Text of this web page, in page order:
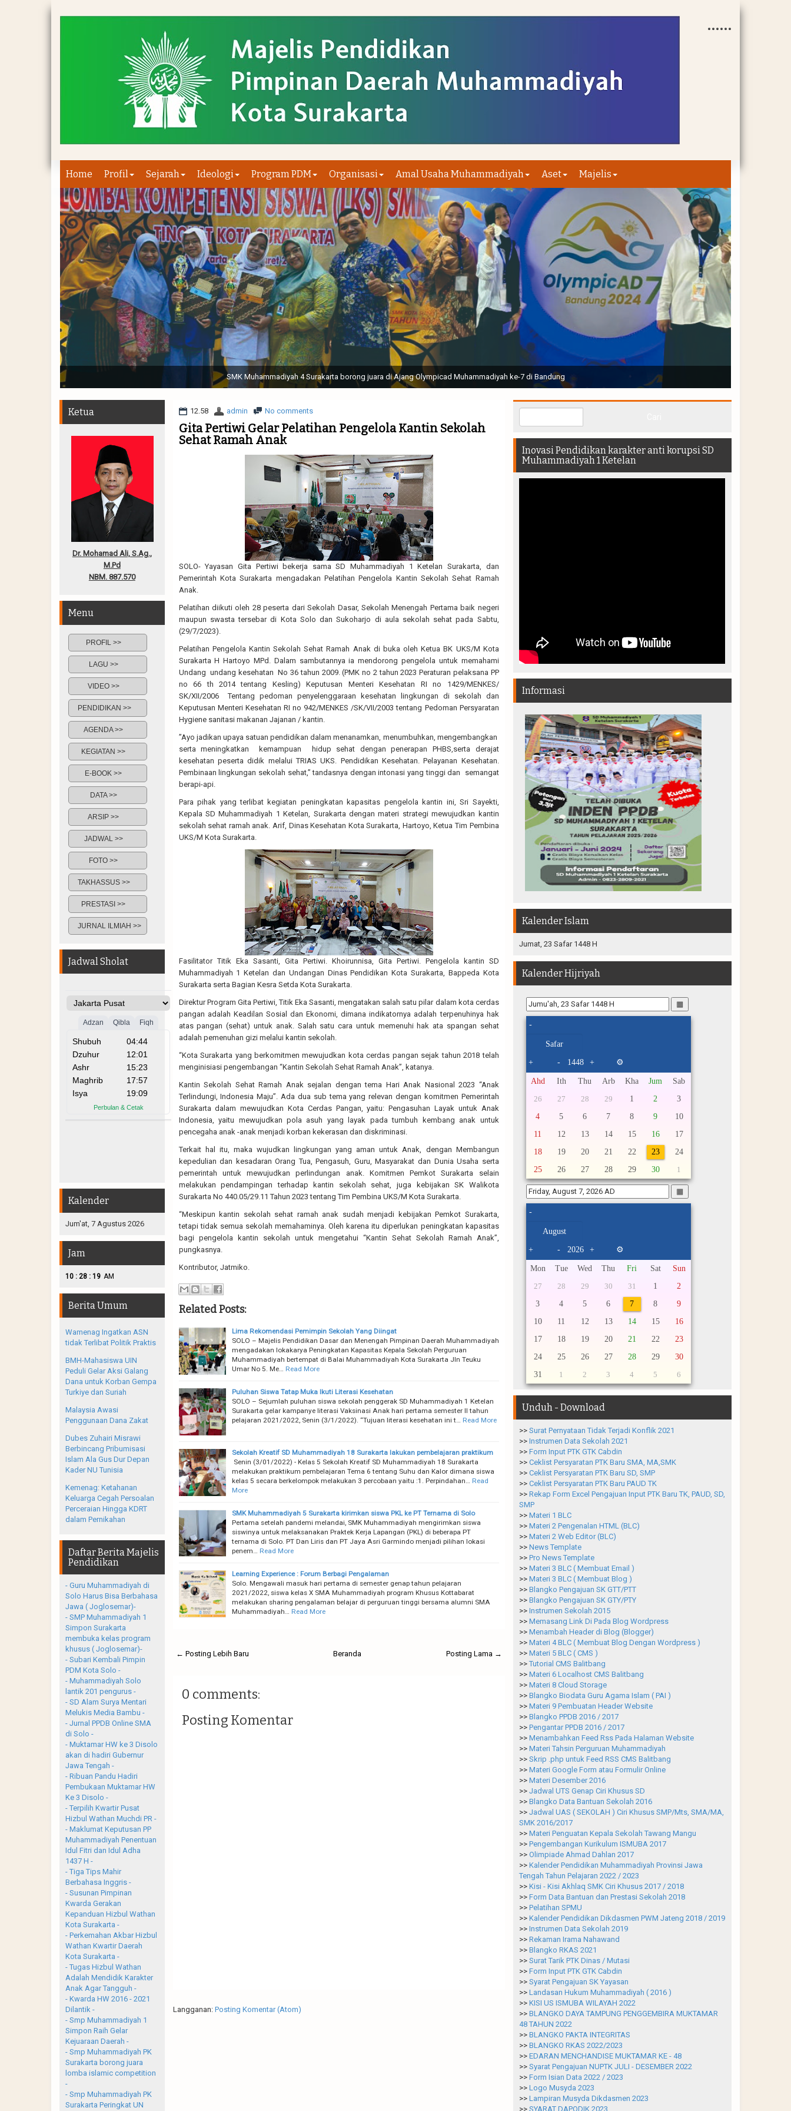
Home Profil Sejarah Ideologi Program PDM Organisasi Amal Usaha Muhammadiyah Aset Majelis
Sabtu, 19 November 2022. (dari kiri) Pertunjukan Tapak Suci Perguruan Muhammadiyah ( TSPM ) di Stadion Manahan Solo || Ir. H. Joko Widodo selaku Presiden RI membuka Acara Muktamar
Muhammadiyah 48 || Pertunjukan bendera dan tari memukau seluruh Muktamar dan Muktamirin yang hadir di dalam stadion
12.58 admin No comments
Gita Pertiwi Gelar Pelatihan Pengelola Kantin Sekolah
Sehat Ramah Anak
SOLO- Yayasan Gita Pertiwi bekerja sama SD Muhammadiyah 1 Ketelan Surakarta, dan
Pemerintah Kota Surakarta mengadakan Pelatihan Pengelola Kantin Sekolah Sehat Ramah
Anak.
Pelatihan diikuti oleh 28 peserta dari Sekolah Dasar, Sekolah Menengah Pertama baik negeri
maupun swasta tersebar di Kota Solo dan Sukoharjo di aula sekolah sehat pada Sabtu,
(29/7/2023).
Pelatihan Pengelola Kantin Sekolah Sehat Ramah Anak di buka oleh Ketua BK UKS/M Kota
Surakarta H Hartoyo MPd. Dalam sambutannya ia mendorong pengelola untuk memahami
Undang undang kesehatan No 36 tahun 2009. (PMK no 2 tahun 2023 Peraturan pelaksana PP
no 66 th 2014 tentang Kesling) Keputusan Menteri Kesehatan RI no 1429/MENKES/
SK/XII/2006 Tentang pedoman penyelenggaraan kesehatan lingkungan di sekolah dan
Keputusan Menteri Kesehatan RI no 942/MENKES /SK/VII/2003 tentang Pedoman Persyaratan
Hygiene sanitasi makanan Jajanan / kantin.
”Ayo jadikan upaya satuan pendidikan dalam menanamkan, menumbuhkan, mengembangkan
serta meningkatkan kemampuan hidup sehat dengan penerapan PHBS,serta derajat
kesehatan peserta didik melalui TRIAS UKS. Pendidikan Kesehatan. Pelayanan Kesehatan.
Pembinaan lingkungan sekolah sehat,” tandasnya dengan intonasi yang tinggi dan semangat
berapi-api.
Para pihak yang terlibat kegiatan peningkatan kapasitas pengelola kantin ini, Sri Sayekti,
Kepala SD Muhammadiyah 1 Ketelan, Surakarta dengan materi strategi mewujudkan kantin
sekolah sehat ramah anak. Arif, Dinas Kesehatan Kota Surakarta, Hartoyo, Ketua Tim Pembina
UKS/M Kota Surakarta.
Fasilitator Titik Eka Sasanti, Gita Pertiwi. Khoirunnisa, Gita Pertiwi. Pengelola kantin SD
Muhammadiyah 1 Ketelan dan Undangan Dinas Pendidikan Kota Surakarta, Bappeda Kota
Surakarta serta Bagian Kesra Setda Kota Surakarta.
Direktur Program Gita Pertiwi, Titik Eka Sasanti, mengatakan salah satu pilar dalam kota cerdas
pangan adalah Keadilan Sosial dan Ekonomi, dimana indikatornya adalah terpenuhinya hak
atas pangan (sehat) untuk anak. Salah satu cara untuk memenuhi hak ata spangan sehat
adalah pemenuhan gizi melalui kantin sekolah.
“Kota Surakarta yang berkomitmen mewujudkan kota cerdas pangan sejak tahun 2018 telah
menginisiasi pengembangan “Kantin Sekolah Sehat Ramah Anak”, katanya.
Kantin Sekolah Sehat Ramah Anak sejalan dengan tema Hari Anak Nasional 2023 “Anak
Terlindungi, Indonesia Maju”. Ada dua sub tema yang relevan dengan komitmen Pemerintah
Surakarta dalam mewujudkan Kota Cerdas Pangan, yaitu: Pengasuhan Layak untuk Anak
Indonesia, yaitu mewujudkan pola asuh yang layak pada tumbuh kembang anak untuk
pencegaha anak -anak menjadi korban kekerasan dan diskriminasi.
Terkait hal itu, maka wujudkan lingkungan yang aman untuk Anak, dengan Membangun
kepedulian dan kesadaran Orang Tua, Pengasuh, Guru, Masyarakat dan Dunia Usaha serta
pemerintah untuk mewujudkan perlindungan anak. Komitmen Pemkot Surakarta selain
melakukan pendampingan terhadap kantin sekolah sehat, juga kebijakan SK Walikota
Surakarta No 440.05/29.11 Tahun 2023 tentang Tim Pembina UKS/M Kota Surakarta.
“Meskipun kantin sekolah sehat ramah anak sudah menjadi kebijakan Pemkot Surakarta,
tetapi tidak semua sekolah memahaminya. Oleh karena itu diperlukan peningkatan kapasitas
bagi pengelola kantin sekolah untuk mengetahui “Kantin Sehat Sekolah Ramah Anak”,
pungkasnya.
Kontributor, Jatmiko.
Related Posts:
Lima Rekomendasi Pemimpin Sekolah Yang Diingat
SOLO – Majelis Pendidikan Dasar dan Menengah Pimpinan Daerah Muhammadiyah
mengadakan lokakarya Peningkatan Kapasitas Kepala Sekolah Perguruan
Muhammadiyah bertempat di Balai Muhammadiyah Kota Surakarta Jln Teuku
Umar No 5. Me…
Read More
Puluhan Siswa Tatap Muka Ikuti Literasi Kesehatan
SOLO – Sejumlah puluhan siswa sekolah penggerak SD Muhammadiyah 1 Ketelan
Surakarta gelar kampanye literasi Vaksinasi Anak hari pertama semester II tahun
pelajaran 2021/2022, Senin (3/1/2022). “Tujuan literasi kesehatan ini t…
Read More
Sekolah Kreatif SD Muhammadiyah 18 Surakarta lakukan pembelajaran praktikum
Senin (3/01/2022) - Kelas 5 Sekolah Kreatif SD Muhammadiyah 18 Surakarta
melakukan praktikum pembelajaran Tema 6 tentang Suhu dan Kalor dimana siswa
kelas 5 secara berkelompok melakukan 3 percobaan yaitu :1. Perpindahan…
Read
More
SMK Muhammadiyah 5 Surakarta kirimkan siswa PKL ke PT Ternama di Solo
Pertama setelah pandemi melandai, SMK Muhammadiyah mengirimkan siswa
siswinya untuk melaksanakan Praktek Kerja Lapangan (PKL) di beberapa PT
ternama di Solo. PT Dan Liris dan PT Jaya Asri Garmindo menjadi pilihan lokasi
penem…
Read More
Learning Experience : Forum Berbagi Pengalaman
Solo. Mengawali masuk hari pertama di semester genap tahun pelajaran
2021/2022, siswa kelas X SMA Muhammadiyah program Khusus Kottabarat
melakukan sharing pengalaman belajar di perguruan tinggi bersama alumni SMA
Muhammadiyah…
Read More
← Posting Lebih Baru Posting Lama →
Beranda
0 comments:
Posting Komentar
Langganan: Posting Komentar (Atom)
Ketua
Dr. Mohamad Ali, S.Ag.,
M.Pd
NBM. 887.570
Menu
PROFIL >>
LAGU >>
VIDEO >>
PENDIDIKAN >>
AGENDA >>
KEGIATAN >>
E-BOOK >>
DATA >>
ARSIP >>
JADWAL >>
FOTO >>
TAKHASSUS >>
PRESTASI >>
JURNAL ILMIAH >>
Jadwal Sholat
Kalender
Jum'at, 7 Agustus 2026
Jam
10 : 28 : 20 AM
Berita Umum
Wamenag Ingatkan ASN
tidak Terlibat Politik Praktis
BMH-Mahasiswa UIN
Peduli Gelar Aksi Galang
Dana untuk Korban Gempa
Turkiye dan Suriah
Malaysia Awasi
Penggunaan Dana Zakat
Dubes Zuhairi Misrawi
Berbincang Pribumisasi
Islam Ala Gus Dur Depan
Kader NU Tunisia
Kemenag: Ketahanan
Keluarga Cegah Persoalan
Perceraian Hingga KDRT
dalam Pernikahan
Daftar Berita Majelis
Pendidikan
- Guru Muhammadiyah di
Solo Harus Bisa Berbahasa
Jawa ( Joglosemar)-
- SMP Muhammadiyah 1
Simpon Surakarta
membuka kelas program
khusus ( Joglosemar)-
- Subari Kembali Pimpin
PDM Kota Solo -
- Muhammadiyah Solo
lantik 201 pengurus -
- SD Alam Surya Mentari
Melukis Media Bambu -
- Jurnal PPDB Online SMA
di Solo -
- Muktamar HW ke 3 Disolo
akan di hadiri Gubernur
Jawa Tengah -
- Ribuan Pandu Hadiri
Pembukaan Muktamar HW
Ke 3 Disolo -
- Terpilih Kwartir Pusat
Hizbul Wathan Muchdi PR -
- Maklumat Keputusan PP
Muhammadiyah Penentuan
Idul Fitri dan Idul Adha
1437 H -
- Tiga Tips Mahir
Berbahasa Inggris -
- Susunan Pimpinan
Kwarda Gerakan
Kepanduan Hizbul Wathan
Kota Surakarta -
- Perkemahan Akbar Hizbul
Wathan Kwartir Daerah
Kota Surakarta -
- Tugas Hizbul Wathan
Adalah Mendidik Karakter
Anak Agar Tangguh -
- Kwarda HW 2016 - 2021
Dilantik -
- Smp Muhammadiyah 1
Simpon Raih Gelar
Kejuaraan Daerah -
- Smp Muhammadiyah PK
Surakarta borong juara
lomba islamic competition
-
- Smp Muhammadiyah PK
Surakarta Peringkat UN
Inovasi Pendidikan karakter anti korupsi SD
Muhammadiyah 1 Ketelan
Informasi
Kalender Islam
Jumat, 23 Safar 1448 H
Kalender Hijriyah
▦
-
+ - + ⚙
Ahd Ith Thu Arb Kha Jum Sab
26 27 28 29 1 2
3
4
5 6 7 8 9
10
11
12 13 14 15 16
17
18
19 20 21 22 23
24
25
26 27 28 29 30 1
▦
-
+ - + ⚙
Mon Tue Wed Thu Fri Sat Sun
27 28 29 30 31 1
2
3
4 5 6 7 8
9
10
11 12 13 14 15
16
17
18 19 20 21 22
23
24
25 26 27 28 29
30
31
1 2 3 4 5 6
Unduh - Download
>> Surat Pernyataan Tidak Terjadi Konflik 2021
>> Instrumen Data Sekolah 2021
>> Form Input PTK GTK Cabdin
>> Ceklist Persyaratan PTK Baru SMA, MA,SMK
>> Ceklist Persyaratan PTK Baru SD, SMP
>> Ceklist Persyaratan PTK Baru PAUD TK
>> Rekap Form Excel Pengajuan Input PTK Baru TK, PAUD, SD,
SMP
>> Materi 1 BLC
>> Materi 2 Pengenalan HTML (BLC)
>> Materi 2 Web Editor (BLC)
>> News Template
>> Pro News Template
>> Materi 3 BLC ( Membuat Email )
>> Materi 3 BLC ( Membuat Blog )
>> Blangko Pengajuan SK GTT/PTT
>> Blangko Pengajuan SK GTY/PTY
>> Instrumen Sekolah 2015
>> Memasang Link Di Pada Blog Wordpress
>> Menambah Header di Blog (Blogger)
>> Materi 4 BLC ( Membuat Blog Dengan Wordpress )
>> Materi 5 BLC ( CMS )
>> Tutorial CMS Balitbang
>> Materi 6 Localhost CMS Balitbang
>> Materi 8 Cloud Storage
>> Blangko Biodata Guru Agama Islam ( PAI )
>> Materi 9 Pembuatan Header Website
>> Blangko PPDB 2016 / 2017
>> Pengantar PPDB 2016 / 2017
>> Menambahkan Feed Rss Pada Halaman Website
>> Materi Tahsin Perguruan Muhammadiyah
>> Skrip .php untuk Feed RSS CMS Balitbang
>> Materi Google Form atau Formulir Online
>> Materi Desember 2016
>> Jadwal UTS Genap Ciri Khusus SD
>> Blangko Data Bantuan Sekolah 2016
>> Jadwal UAS ( SEKOLAH ) Ciri Khusus SMP/Mts, SMA/MA,
SMK 2016/2017
>> Materi Penguatan Kepala Sekolah Tawang Mangu
>> Pengembangan Kurikulum ISMUBA 2017
>> Olimpiade Ahmad Dahlan 2017
>> Kalender Pendidikan Muhammadiyah Provinsi Jawa
Tengah Tahun Pelajaran 2022 / 2023
>> Kisi - Kisi Akhlaq SMK Ciri Khusus 2017 / 2018
>> Form Data Bantuan dan Prestasi Sekolah 2018
>> Pelatihan SPMU
>> Kalender Pendidikan Dikdasmen PWM Jateng 2018 / 2019
>> Instrumen Data Sekolah 2019
>> Rekaman Irama Nahawand
>> Blangko RKAS 2021
>> Surat Tarik PTK Dinas / Mutasi
>> Form Input PTK GTK Cabdin
>> Syarat Pengajuan SK Yayasan
>> Landasan Hukum Muhammadiyah ( 2016 )
>> KISI US ISMUBA WILAYAH 2022
>> BLANGKO DAYA TAMPUNG PENGGEMBIRA MUKTAMAR
48 TAHUN 2022
>> BLANGKO PAKTA INTEGRITAS
>> BLANGKO RKAS 2022/2023
>> EDARAN MENCHANDISE MUKTAMAR KE - 48
>> Syarat Pengajuan NUPTK JULI - DESEMBER 2022
>> Form Isian Data 2022 / 2023
>> Logo Musyda 2023
>> Lampiran Musyda Dikdasmen 2023
>> SYARAT DAPODIK 2023